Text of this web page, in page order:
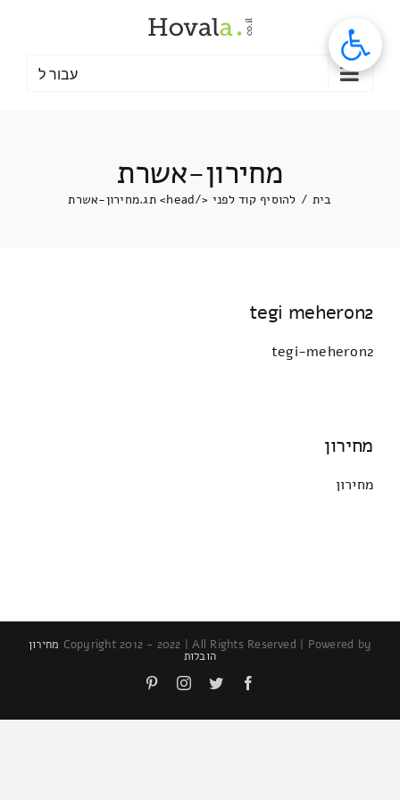
עבור ל
מחירון-אשרת
בית / להוסיף קוד לפני </head> תג. מחירון-אשרת
tegi meheron2
tegi-meheron2
מחירון
מחירון
Copyright 2012 - 2022 | All Rights Reserved | Powered by מחירון
הובלות
Facebook
Twitter
Instagram